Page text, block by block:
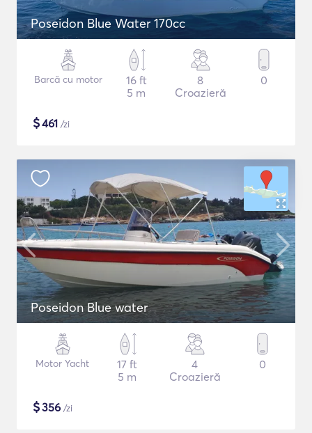
Poseidon Blue Water 170cc
Barcă cu motor
16 ft
5 m
8
Croazieră
0
$461 /zi
Poseidon Blue water
Motor Yacht
17 ft
5 m
4
Croazieră
0
$356 /zi